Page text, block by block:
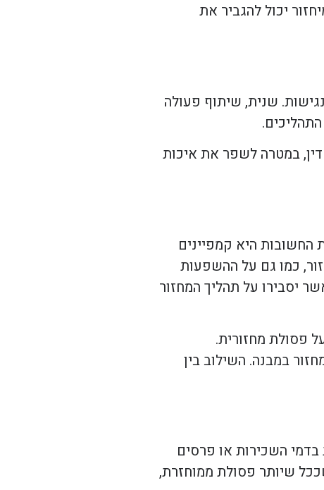
יכול להגביר את
שנית, שיתוף פעולה
במטרה לשפר את איכות
היא קמפיינים
כמו גם על ההשפעות
יסבירו על תהליך המחזור
פסולת מחזורית.
במבנה. השילוב בין
בדמי השכירות או פרסים
שיותר פסולת ממוחזרת,